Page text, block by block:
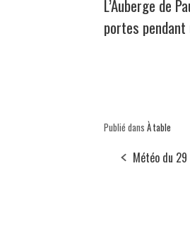
L’Auberge de
portes
Publié dans À table
Météo du